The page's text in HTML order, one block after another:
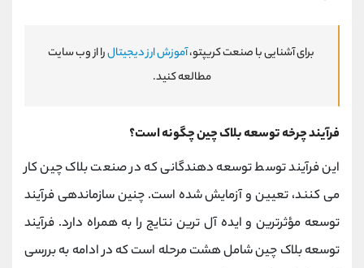
برای آشنایی با صنعت کریپتو،آموزش ارز دیجیتالرا از وب سایت
مطالعه کنید.
فرآیند چرخه توسعه بلاک چین چگونه است؟
این فرآیند توسط توسعه دهندگانی که در صنعت بلاک چین کار
می کنند، تعیین و آزمایش شده است. چنین سازماندهی فرآیند
توسعه مؤثرترین و ایده آل ترین نتایج را به همراه دارد. فرآیند
توسعه بلاک چین شامل هشت مرحله است که در ادامه به بررسی